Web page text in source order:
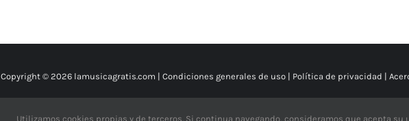
Copyright © 2026 lamusicagratis.com | Condiciones generales de uso| Política de privacidad |
Utilizamos cookies propias y de terceros. Si continua navegando, consideramos que acepta su